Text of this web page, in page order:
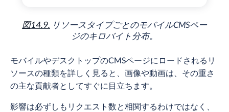
図14.9. リソースタイプごとのモバイルCMSペー
ジのキロバイト分布。
モバイルやデスクトップのCMSページにロードされるリ
ソースの種類を詳しく見ると、画像や動画は、その重さ
の主な貢献者としてすぐに目立ちます。
影響は必ずしもリクエスト数と相関するわけではなく、